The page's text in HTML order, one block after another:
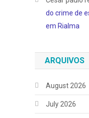
do crime de
em Rialma
ARQUIVOS
August 2026
July 2026